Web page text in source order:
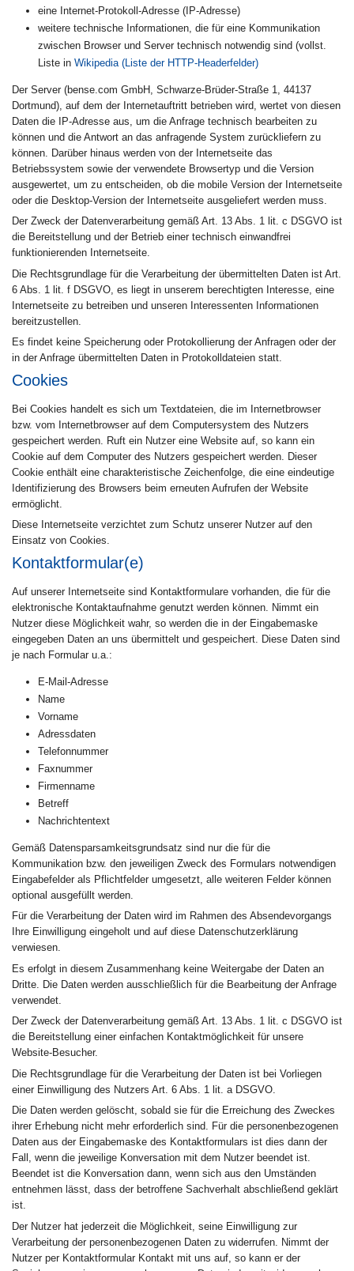
eine Internet-Protokoll-Adresse (IP-Adresse)
weitere technische Informationen, die für eine Kommunikation
zwischen Browser und Server technisch notwendig sind (vollst.
Liste in Wikipedia (Liste der HTTP-Headerfelder)
Der Server (bense.com GmbH, Schwarze-Brüder-Straße 1, 44137
Dortmund), auf dem der Internetauftritt betrieben wird, wertet von diesen
Daten die IP-Adresse aus, um die Anfrage technisch bearbeiten zu
können und die Antwort an das anfragende System zurückliefern zu
können. Darüber hinaus werden von der Internetseite das
Betriebssystem sowie der verwendete Browsertyp und die Version
ausgewertet, um zu entscheiden, ob die mobile Version der Internetseite
oder die Desktop-Version der Internetseite ausgeliefert werden muss.
Der Zweck der Datenverarbeitung gemäß Art. 13 Abs. 1 lit. c DSGVO ist
die Bereitstellung und der Betrieb einer technisch einwandfrei
funktionierenden Internetseite.
Die Rechtsgrundlage für die Verarbeitung der übermittelten Daten ist Art.
6 Abs. 1 lit. f DSGVO, es liegt in unserem berechtigten Interesse, eine
Internetseite zu betreiben und unseren Interessenten Informationen
bereitzustellen.
Es findet keine Speicherung oder Protokollierung der Anfragen oder der
in der Anfrage übermittelten Daten in Protokolldateien statt.
Cookies
Bei Cookies handelt es sich um Textdateien, die im Internetbrowser
bzw. vom Internetbrowser auf dem Computersystem des Nutzers
gespeichert werden. Ruft ein Nutzer eine Website auf, so kann ein
Cookie auf dem Computer des Nutzers gespeichert werden. Dieser
Cookie enthält eine charakteristische Zeichenfolge, die eine eindeutige
Identifizierung des Browsers beim erneuten Aufrufen der Website
ermöglicht.
Diese Internetseite verzichtet zum Schutz unserer Nutzer auf den
Einsatz von Cookies.
Kontaktformular(e)
Auf unserer Internetseite sind Kontaktformulare vorhanden, die für die
elektronische Kontaktaufnahme genutzt werden können. Nimmt ein
Nutzer diese Möglichkeit wahr, so werden die in der Eingabemaske
eingegeben Daten an uns übermittelt und gespeichert. Diese Daten sind
je nach Formular u.a.:
E-Mail-Adresse
Name
Vorname
Adressdaten
Telefonnummer
Faxnummer
Firmenname
Betreff
Nachrichtentext
Gemäß Datensparsamkeitsgrundsatz sind nur die für die
Kommunikation bzw. den jeweiligen Zweck des Formulars notwendigen
Eingabefelder als Pflichtfelder umgesetzt, alle weiteren Felder können
optional ausgefüllt werden.
Für die Verarbeitung der Daten wird im Rahmen des Absendevorgangs
Ihre Einwilligung eingeholt und auf diese Datenschutzerklärung
verwiesen.
Es erfolgt in diesem Zusammenhang keine Weitergabe der Daten an
Dritte. Die Daten werden ausschließlich für die Bearbeitung der Anfrage
verwendet.
Der Zweck der Datenverarbeitung gemäß Art. 13 Abs. 1 lit. c DSGVO ist
die Bereitstellung einer einfachen Kontaktmöglichkeit für unsere
Website-Besucher.
Die Rechtsgrundlage für die Verarbeitung der Daten ist bei Vorliegen
einer Einwilligung des Nutzers Art. 6 Abs. 1 lit. a DSGVO.
Die Daten werden gelöscht, sobald sie für die Erreichung des Zweckes
ihrer Erhebung nicht mehr erforderlich sind. Für die personenbezogenen
Daten aus der Eingabemaske des Kontaktformulars ist dies dann der
Fall, wenn die jeweilige Konversation mit dem Nutzer beendet ist.
Beendet ist die Konversation dann, wenn sich aus den Umständen
entnehmen lässt, dass der betroffene Sachverhalt abschließend geklärt
ist.
Der Nutzer hat jederzeit die Möglichkeit, seine Einwilligung zur
Verarbeitung der personenbezogenen Daten zu widerrufen. Nimmt der
Nutzer per Kontaktformular Kontakt mit uns auf, so kann er der